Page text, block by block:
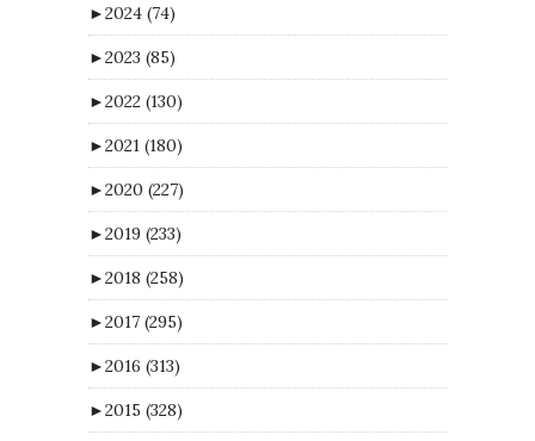
►2024 (74)
►2023 (85)
►2022 (130)
►2021 (180)
►2020 (227)
►2019 (233)
►2018 (258)
►2017 (295)
►2016 (313)
►2015 (328)